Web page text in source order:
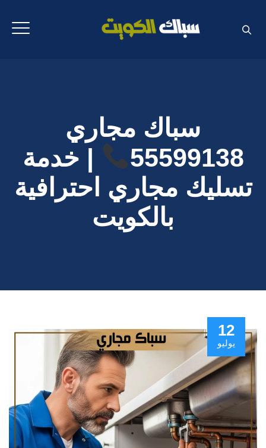
سباك مجاري
55599138
| خدمة
تسليك مجاري احترافية
بالكويت
12
يوليو